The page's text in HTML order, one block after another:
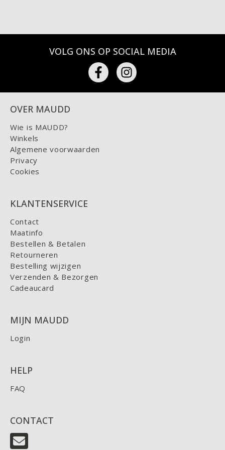
VOLG ONS OP SOCIAL MEDIA
OVER MAUDD
Wie is MAUDD?
Winkels
Algemene voorwaarden
Privacy
Cookies
KLANTENSERVICE
Contact
Maatinfo
Bestellen & Betalen
Retourneren
Bestelling wijzigen
Verzenden & Bezorgen
Cadeaucard
MIJN MAUDD
Login
HELP
FAQ
CONTACT